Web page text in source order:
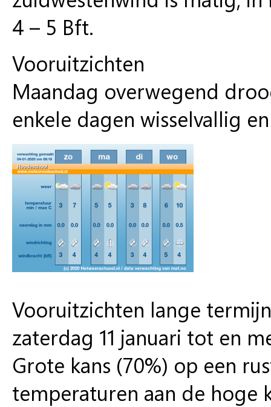
4 – 5 Bft.
Vooruitzichten
Maandag overwegend
enkele dagen wisselvallig
Vooruitzichten lange termijn
zaterdag 11 januari tot en
Grote kans (70%) op een
temperaturen aan de hoge